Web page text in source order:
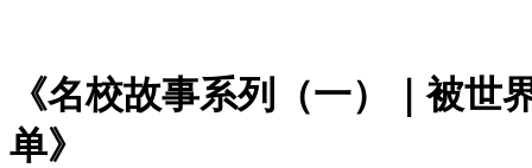
《名校故事系列（一）｜被世
单》